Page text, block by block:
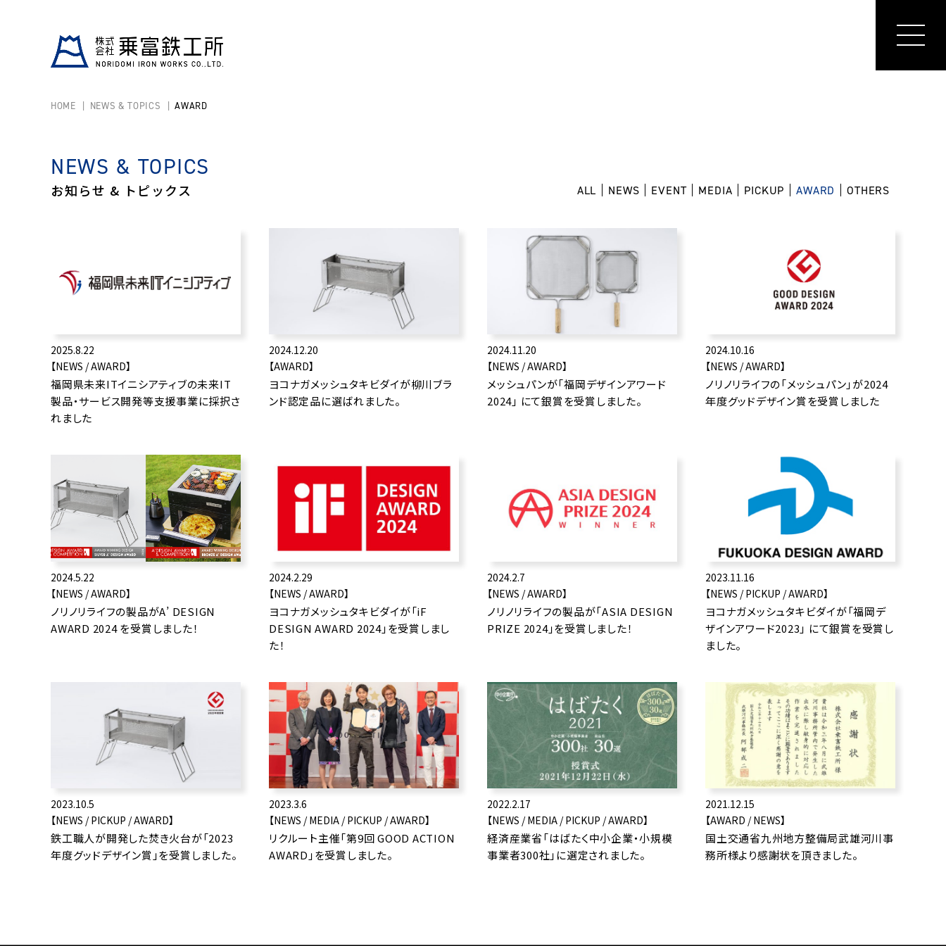
HOME NEWS & TOPICS AWARD
NEWS & TOPICS
お知らせ & トピックス ALL NEWS EVENT MEDIA PICKUP AWARD OTHERS
2025.8.22
【NEWS / AWARD】
福岡県未来ITイニシアティブの未来IT
製品・サービス開発等支援事業に採択さ
れました
2024.12.20
【AWARD】
ヨコナガメッシュタキビダイが柳川ブラ
ンド認定品に選ばれました。
2024.11.20
【NEWS / AWARD】
メッシュパンが「福岡デザインアワード
2024」 にて銀賞を受賞しました。
2024.10.16
【NEWS / AWARD】
ノリノリライフの「メッシュパン」が2024
年度グッドデザイン賞を受賞しました
2024.5.22
【NEWS / AWARD】
ノリノリライフの製品がA’ DESIGN
AWARD 2024 を受賞しました！
2024.2.29
【NEWS / AWARD】
ヨコナガメッシュタキビダイが「iF
DESIGN AWARD 2024」を受賞しまし
た！
2024.2.7
【NEWS / AWARD】
ノリノリライフの製品が「ASIA DESIGN
PRIZE 2024」を受賞しました！
2023.11.16
【NEWS / PICKUP / AWARD】
ヨコナガメッシュタキビダイが「福岡デ
ザインアワード2023」 にて銀賞を受賞し
ました。
2023.10.5
【NEWS / PICKUP / AWARD】
鉄工職人が開発した焚き火台が「2023
年度グッドデザイン賞」を受賞しました。
2023.3.6
【NEWS / MEDIA / PICKUP / AWARD】
リクルート主催「第9回 GOOD ACTION
AWARD」を受賞しました。
2022.2.17
【NEWS / MEDIA / PICKUP / AWARD】
経済産業省「はばたく中小企業・小規模
事業者300社」に選定されました。
2021.12.15
【AWARD / NEWS】
国土交通省九州地方整備局武雄河川事
務所様より感謝状を頂きました。